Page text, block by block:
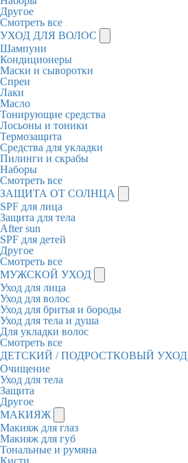
Другое
Смотреть все
УХОД ДЛЯ ВОЛОС
Шампуни
Кондиционеры
Маски и сыворотки
Спреи
Лаки
Масло
Тонирующие средства
Лосьоны и тоники
Термозащита
Средства для укладки
Пилинги и скрабы
Наборы
Смотреть все
ЗАЩИТА ОТ СОЛНЦА
SPF для лица
Защита для тела
After sun
SPF для детей
Другое
Смотреть все
МУЖСКОЙ УХОД
Уход для лица
Уход для волос
Уход для бритья и бороды
Уход для тела и душа
Для укладки волос
Смотреть все
ДЕТСКИЙ / ПОДРОСТКОВЫЙ УХОД
Очищение
Уход для тела
Защита
Другое
МАКИЯЖ
Макияж для глаз
Макияж для губ
Тональные и румяна